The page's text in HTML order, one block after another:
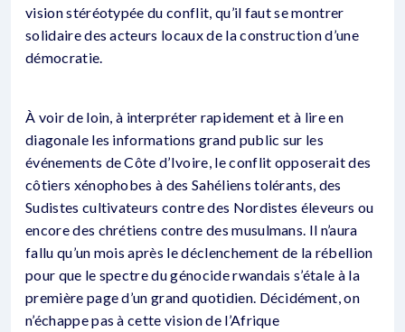
vision stéréotypée du conflit, qu’il faut se montrer
solidaire des acteurs locaux de la construction d’une
démocratie.
À voir de loin, à interpréter rapidement et à lire en
diagonale les informations grand public sur les
événements de Côte d’Ivoire, le conflit opposerait des
côtiers xénophobes à des Sahéliens tolérants, des
Sudistes cultivateurs contre des Nordistes éleveurs ou
encore des chrétiens contre des musulmans. Il n’aura
fallu qu’un mois après le déclenchement de la rébellion
pour que le spectre du génocide rwandais s’étale à la
première page d’un grand quotidien. Décidément, on
n’échappe pas à cette vision de l’Afrique